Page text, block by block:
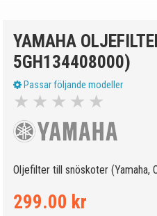
YAMAHA
5GH134408000)
Passar följande modeller
★ ★ ★ ★ ★
Oljefilter till snöskoter (Yamaha,
299.00 kr